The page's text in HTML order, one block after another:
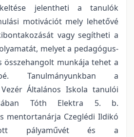
jelentheti a tanulók
motivációt mely lehetővé
vagy segítheti a
melyet a pedagógus-
összehangolt munkája tehet a
Tanulmányunkban a
Általános Iskola tanulói
Tóth Elektra 5. b.
mentortanárja Czeglédi Ildikó
pályaművét és a